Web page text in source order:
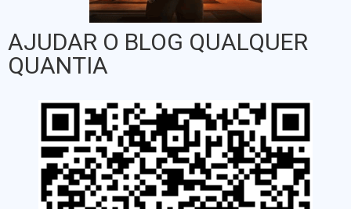
AJUDAR O BLOG QUALQUER
QUANTIA